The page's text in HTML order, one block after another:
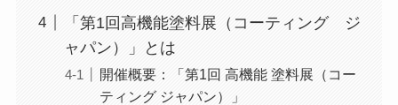
「第1回高機能塗料展（コーティング ジ
ャパン）」とは
開催概要：「第1回 高機能 塗料展（コー
ティング ジャパン）」